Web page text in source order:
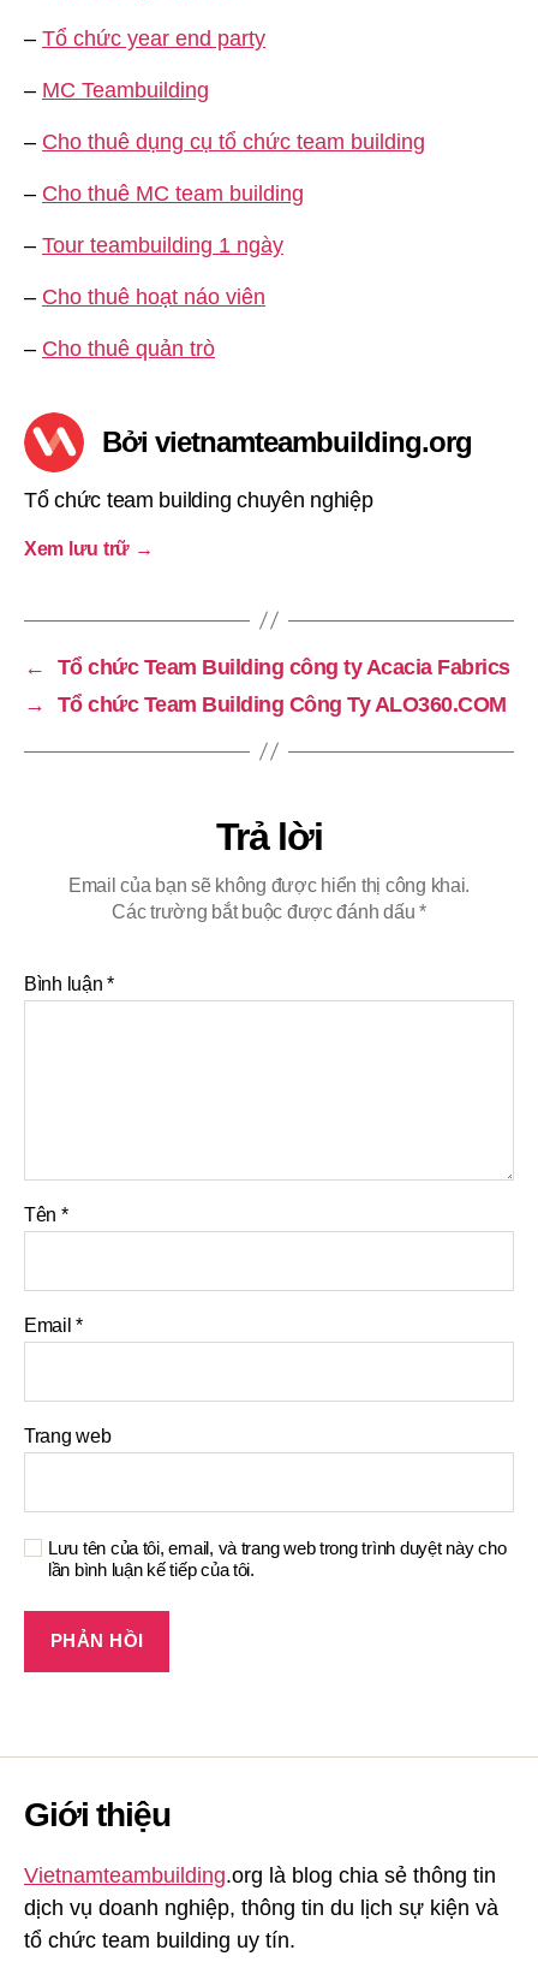
– Tổ chức year end party
– MC Teambuilding
– Cho thuê dụng cụ tổ chức team building
– Cho thuê MC team building
– Tour teambuilding 1 ngày
– Cho thuê hoạt náo viên
– Cho thuê quản trò
Bởi vietnamteambuilding.org
Tổ chức team building chuyên nghiệp
Xem lưu trữ →
←
Tổ chức Team Building công ty Acacia Fabrics
→
Tổ chức Team Building Công Ty ALO360.COM
Trả lời
Email của bạn sẽ không được hiển thị công khai.
Các trường bắt buộc được đánh dấu*
Bình luận*
Tên *
Email*
Trang web
Lưu tên của tôi, email, và trang web trong trình duyệt này cho
lần bình luận kế tiếp của tôi.
Giới thiệu
Vietnamteambuilding.org là blog chia sẻ thông tin
dịch vụ doanh nghiệp, thông tin du lịch sự kiện và
tổ chức team building uy tín.